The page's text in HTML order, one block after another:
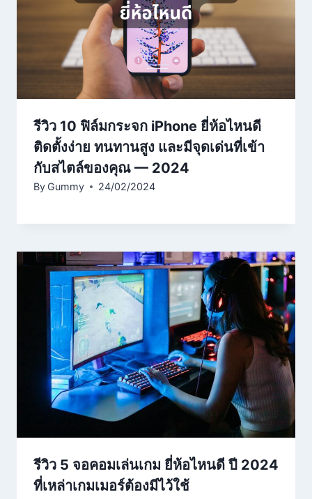
รีวิว 10 ฟิล์มกระจก iPhone ยี่ห้อไหนดี
ติดตั้งง่าย ทนทานสูง และมีจุดเด่นที่เข้า
กับสไตล์ของคุณ — 2024
By Gummy 24/02/2024
รีวิว 5 จอคอมเล่นเกม ยี่ห้อไหนดี ปี 2024
ที่เหล่าเกมเมอร์ต้องมีไว้ใช้